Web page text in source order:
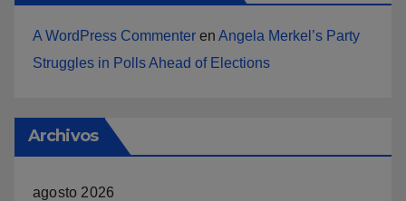
A WordPress Commenter en Angela Merkel’s Party
Struggles in Polls Ahead of Elections
Archivos
agosto 2026